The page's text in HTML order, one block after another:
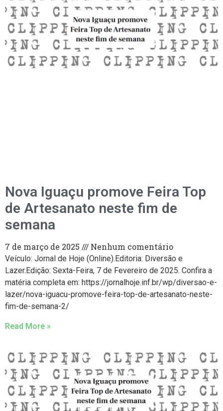
Nova Iguaçu promove Feira Top
de Artesanato neste fim de
semana
7 de março de 2025 Nenhum comentário
Veículo: Jornal de Hoje (Online).Editoria: Diversão e
Lazer.Edição: Sexta-Feira, 7 de Fevereiro de 2025. Confira a
matéria completa em: https://jornalhoje.inf.br/wp/diversao-e-
lazer/nova-iguacu-promove-feira-top-de-artesanato-neste-
fim-de-semana-2/
Read More »